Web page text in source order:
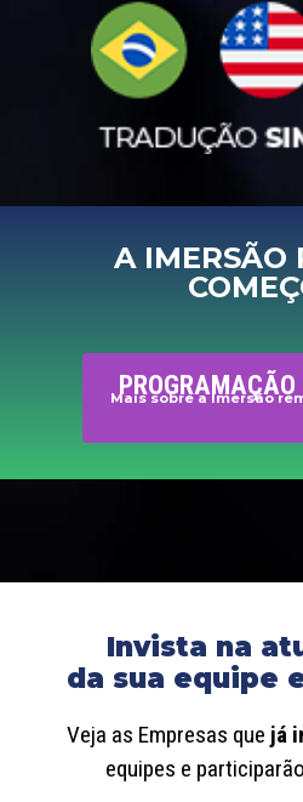
A IMERSÃO
Mais sobre a Imersão
Invista na
da sua equipe
Veja as Empresas que já
equipes e